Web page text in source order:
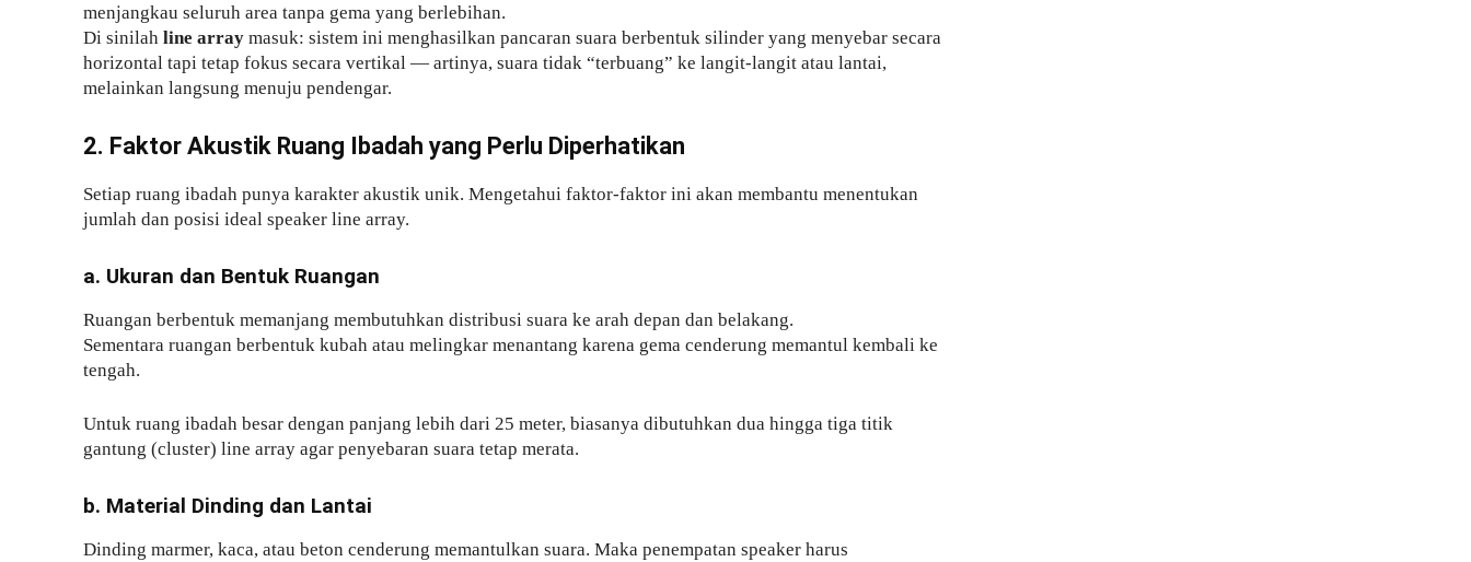
menjangkau seluruh area tanpa gema yang berlebihan.
Di sinilah line array masuk: sistem ini menghasilkan pancaran suara berbentuk silinder yang menyebar secara
horizontal tapi tetap fokus secara vertikal — artinya, suara tidak “terbuang” ke langit-langit atau lantai,
melainkan langsung menuju pendengar.
2. Faktor Akustik Ruang Ibadah yang Perlu Diperhatikan
Setiap ruang ibadah punya karakter akustik unik. Mengetahui faktor-faktor ini akan membantu menentukan
jumlah dan posisi ideal speaker line array.
a. Ukuran dan Bentuk Ruangan
Ruangan berbentuk memanjang membutuhkan distribusi suara ke arah depan dan belakang.
Sementara ruangan berbentuk kubah atau melingkar menantang karena gema cenderung memantul kembali ke
tengah.
Untuk ruang ibadah besar dengan panjang lebih dari 25 meter, biasanya dibutuhkan dua hingga tiga titik
gantung (cluster) line array agar penyebaran suara tetap merata.
b. Material Dinding dan Lantai
Dinding marmer, kaca, atau beton cenderung memantulkan suara. Maka penempatan speaker harus